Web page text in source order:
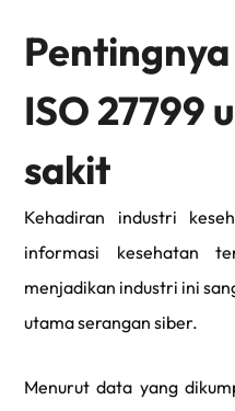
ISO 27799
sakit
Kehadiran industri
informasi kesehatan
menjadikan industri ini
utama serangan siber.
Menurut data yang